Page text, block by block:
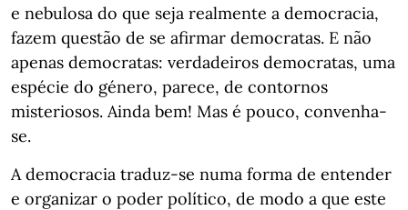
e nebulosa do que seja realmente a democracia,
fazem questão de se afirmar democratas. E não
apenas democratas: verdadeiros democratas, uma
espécie do género, parece, de contornos
misteriosos. Ainda bem! Mas é pouco, convenha-
se.
A democracia traduz-se numa forma de entender
e organizar o poder político, de modo a que este